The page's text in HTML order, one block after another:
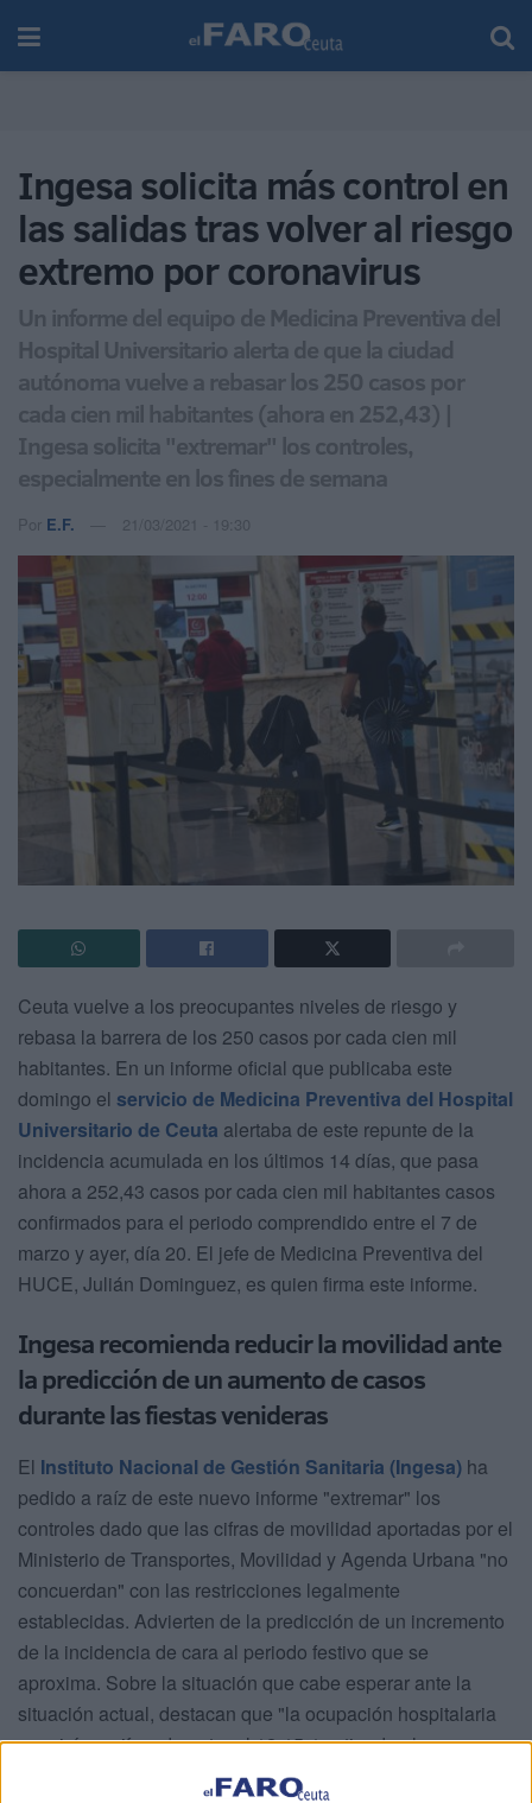
Ingesa solicita más control en
las salidas tras volver al riesgo
extremo por coronavirus
Un informe del equipo de Medicina Preventiva del
Hospital Universitario alerta de que la ciudad
autónoma vuelve a rebasar los 250 casos por
cada cien mil habitantes (ahora en 252,43) |
Ingesa solicita "extremar" los controles,
especialmente en los fines de semana
Por E.F. 21/03/2021 - 19:30
Ceuta vuelve a los preocupantes niveles de riesgo y
rebasa la barrera de los 250 casos por cada cien mil
habitantes. En un informe oficial que publicaba este
domingo el servicio de Medicina Preventiva del Hospital
Universitario de Ceuta alertaba de este repunte de la
incidencia acumulada en los últimos 14 días, que pasa
ahora a 252,43 casos por cada cien mil habitantes casos
confirmados para el periodo comprendido entre el 7 de
marzo y ayer, día 20. El jefe de Medicina Preventiva del
HUCE, Julián Dominguez, es quien firma este informe.
Ingesa recomienda reducir la movilidad ante
la predicción de un aumento de casos
durante las fiestas venideras
El Instituto Nacional de Gestión Sanitaria (Ingesa) ha
pedido a raíz de este nuevo informe "extremar" los
controles dado que las cifras de movilidad aportadas por el
Ministerio de Transportes, Movilidad y Agenda Urbana "no
concuerdan" con las restricciones legalmente
establecidas. Advierten de la predicción de un incremento
de la incidencia de cara al periodo festivo que se
aproxima. Sobre la situación que cabe esperar ante la
situación actual, destacan que "la ocupación hospitalaria
seguirá en cifras de entre el 12-15%, y tiende al ascenso
desde hace 5 días", mientras que la UCI "seguirá en cifra